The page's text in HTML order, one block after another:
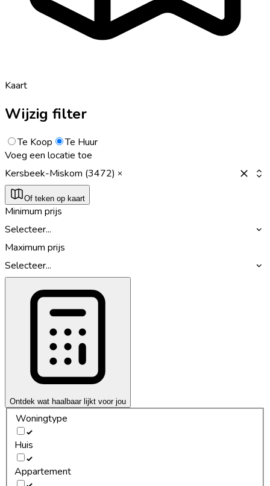
Kaart
Wijzig filter
Te Koop
Te Huur
Voeg een locatie toe
Kersbeek-Miskom (3472)
Of teken op kaart
Minimum prijs
Selecteer...
Maximum prijs
Selecteer...
Ontdek wat haalbaar lijkt voor jou
Woningtype
Huis
Appartement